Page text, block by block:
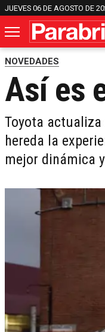
JUEVES 06 DE AGOSTO DE
NOVEDADES
Así es
Toyota actualiza
hereda la
mejor dinámica